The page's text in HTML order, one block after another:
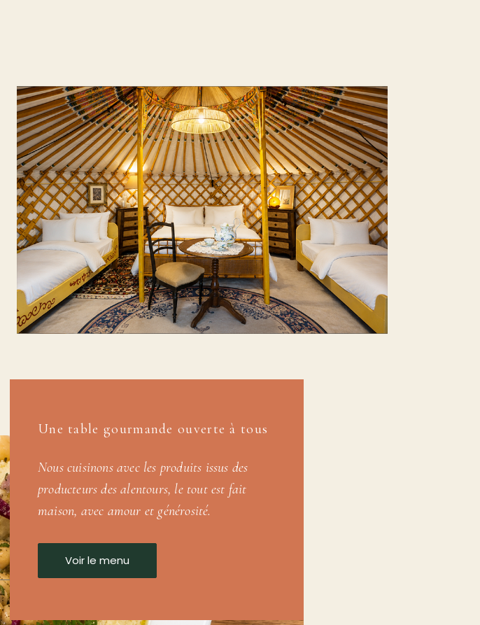
Une table gourmande ouverte à tous
Nous cuisinons avec les produits issus des
producteurs des alentours, le tout est fait
maison, avec amour et générosité.
Voir le menu